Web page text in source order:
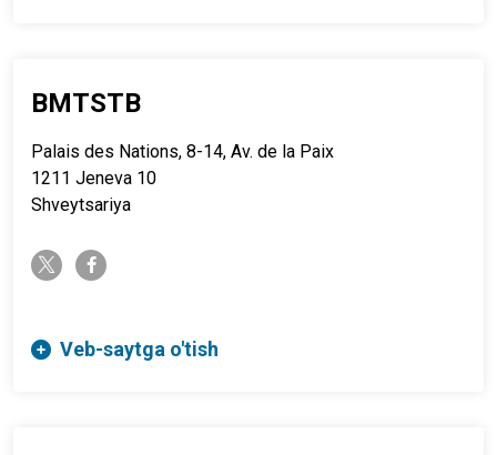
BMTSTB
Palais des Nations, 8-14, Av. de la Paix
1211 Jeneva 10
Shveytsariya
twitter-x facebook-f
Veb-saytga o'tish